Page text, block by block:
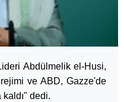
Abdülmelik el-Husi,
ve ABD, Gazze'de
dedi.